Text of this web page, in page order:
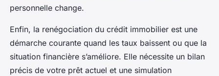
personnelle change.
Enfin, la renégociation du crédit immobilier est une
démarche courante quand les taux baissent ou que la
situation financière s’améliore. Elle nécessite un bilan
précis de votre prêt actuel et une simulation